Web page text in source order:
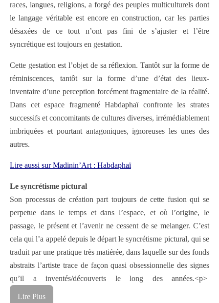
races, langues, religions, a forgé des peuples multiculturels dont
le langage véritable est encore en construction, car les parties
désaxées de ce tout n’ont pas fini de s’ajuster et l’être
syncrétique est toujours en gestation.
Cette gestation est l’objet de sa réflexion. Tantôt sur la forme de
réminiscences, tantôt sur la forme d’une d’état des lieux-
inventaire d’une perception forcément fragmentaire de la réalité.
Dans cet espace fragmenté Habdaphaï confronte les strates
successifs et concomitants de cultures diverses, irrémédiablement
imbriquées et pourtant antagoniques, ignoreuses les unes des
autres.
Lire aussi sur Madinin’Art : Habdaphaï
Le syncrétisme pictural
Son processus de création part toujours de cette fusion qui se
perpetue dans le temps et dans l’espace, et où l’origine, le
passage, le présent et l’avenir ne cessent de se melanger. C’est
cela qui l’a appelé depuis le départ le syncrétisme pictural, qui se
traduit par une pratique très matiérée, dans laquelle sur des fonds
abstraits l’artiste trace de façon quasi obsessionnelle des signes
qu’il a inventés/découverts le long des années.<p>
Lire Plus